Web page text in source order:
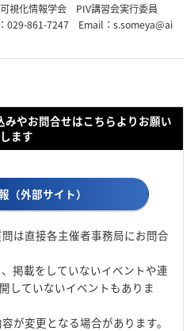
視化情報学会 PIV講習会実行委員
029-861-7247 Email：s.someya@ai
やお問合せはこちらよりお願い
します
（外部サイト）
は直接各主催者事務局にお問合
掲載をしていないイベントや連
していないイベントもありま
が変更となる場合があります。